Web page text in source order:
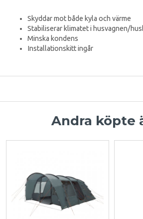
Skyddar mot både kyla och värme
Stabiliserar klimatet i husvagnen/
Minska kondens
Installationskitt ingår
Andra köpte